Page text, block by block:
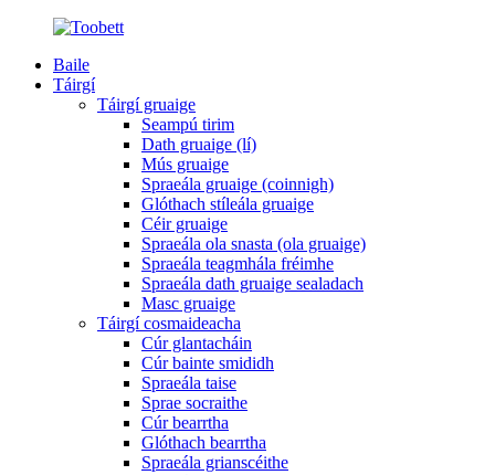
Baile
Táirgí
Táirgí gruaige
Seampú tirim
Dath gruaige (lí)
Mús gruaige
Spraeála gruaige (coinnigh)
Glóthach stíleála gruaige
Céir gruaige
Spraeála ola snasta (ola gruaige)
Spraeála teagmhála fréimhe
Spraeála dath gruaige sealadach
Masc gruaige
Táirgí cosmaideacha
Cúr glantacháin
Cúr bainte smididh
Spraeála taise
Sprae socraithe
Cúr bearrtha
Glóthach bearrtha
Spraeála grianscéithe